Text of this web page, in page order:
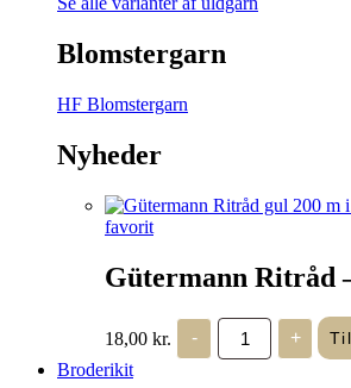
Blomstergarn
HF Blomstergarn
Nyheder
favorit
Gütermann Ritråd
18,00 kr. -
Gütermann
Ritråd
-
+
Broderikit